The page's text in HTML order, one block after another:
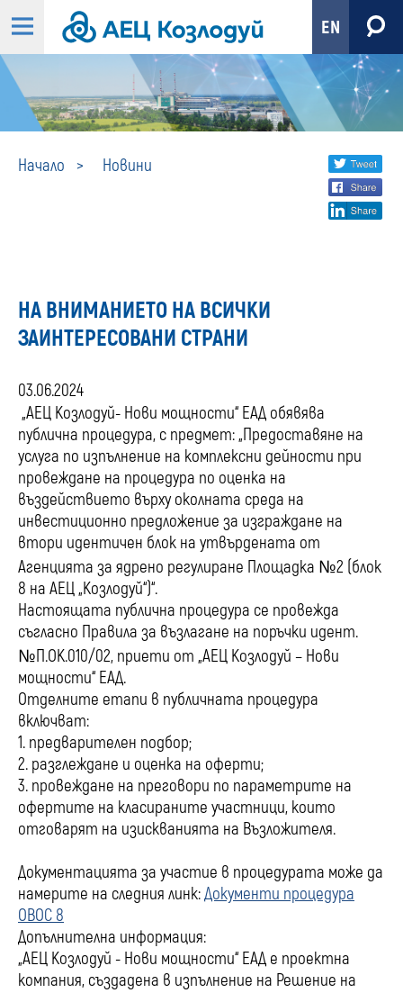
EN
Начало Новини
Share
social
НА ВНИМАНИЕТО НА ВСИЧКИ
ЗАИНТЕРЕСОВАНИ СТРАНИ
03.06.2024
„АЕЦ Козлодуй- Нови мощности“ ЕАД обявява
публична процедура, с предмет: „Предоставяне на
услуга по изпълнение на комплексни дейности при
провеждане на процедура по оценка на
въздействието върху околната среда на
инвестиционно предложение за изграждане на
втори идентичен блок на утвърдената от
Агенцията за ядрено регулиране Площадка №2 (блок
8 на АЕЦ „Козлодуй“)“.
Настоящата публична процедура се провежда
съгласно Правила за възлагане на поръчки идент.
№П.ОК.010/02, приети от „АЕЦ Козлодуй – Нови
мощности“ ЕАД.
Отделните етапи в публичната процедура
включват:
1. предварителен подбор;
2. разглеждане и оценка на оферти;
3. провеждане на преговори по параметрите на
офертите на класираните участници, които
отговарят на изискванията на Възложителя.
Документацията за участие в процедурата може да
намерите на следния линк:Документи процедура
ОВОС 8
Допълнителна информация:
„АЕЦ Козлодуй - Нови мощности“ ЕАД е проектна
компания, създадена в изпълнение на Решение на